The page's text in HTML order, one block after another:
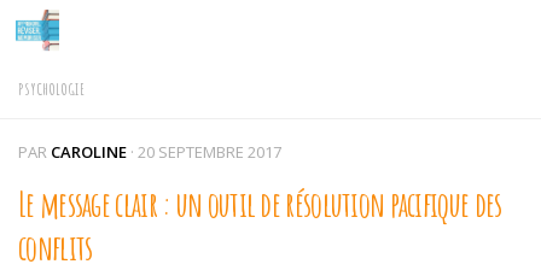
Skip to content
PSYCHOLOGIE
PAR CAROLINE · 20 SEPTEMBRE 2017
Le message clair : un outil de résolution pacifique des
conflits